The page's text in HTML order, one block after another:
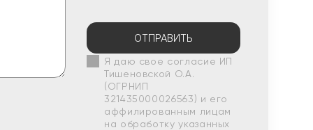
ОТПРАВИТЬ
Я даю свое согласие ИП
Тишеновской О.А.
(ОГРНИП
321435000026563) и его
аффилированным лицам
на обработку указанных